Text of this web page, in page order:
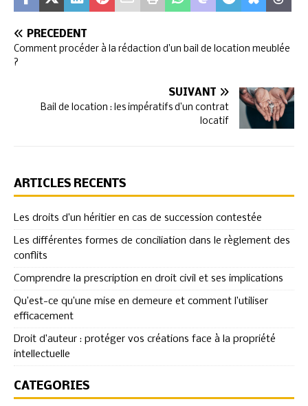
PRÉCÉDENT
Comment procéder à la rédaction d’un bail de location meublée
?
SUIVANT
Bail de location : les impératifs d’un contrat
locatif
ARTICLES RÉCENTS
Les droits d’un héritier en cas de succession contestée
Les différentes formes de conciliation dans le règlement des
conflits
Comprendre la prescription en droit civil et ses implications
Qu’est-ce qu’une mise en demeure et comment l’utiliser
efficacement
Droit d’auteur : protéger vos créations face à la propriété
intellectuelle
CATÉGORIES